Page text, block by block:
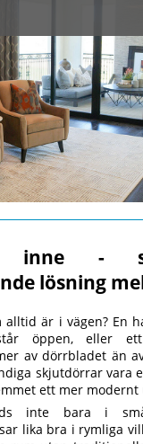
inne -
lösning
är i vägen? En
öppen, eller ett
av dörrbladet än
skjutdörrar vara
ett mer modernt
inte bara i
lika bra i rymliga